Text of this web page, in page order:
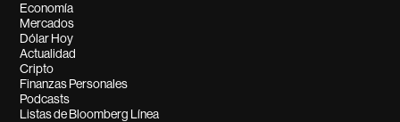
Economía
Mercados
Dólar Hoy
Actualidad
Cripto
Finanzas Personales
Podcasts
Listas de Bloomberg Línea